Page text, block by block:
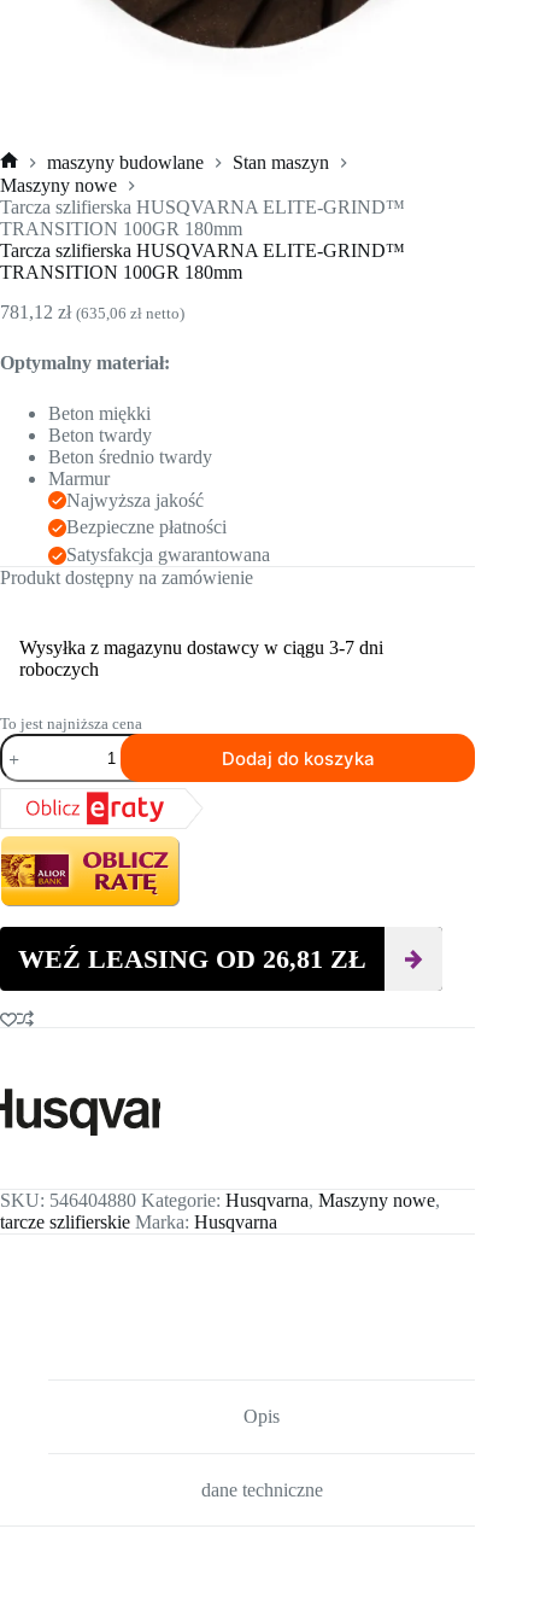
Strona
główna
maszyny budowlane
Stan maszyn
Maszyny nowe
Tarcza szlifierska HUSQVARNA ELITE-GRIND™
TRANSITION 100GR 180mm
Tarcza szlifierska HUSQVARNA ELITE-GRIND™
TRANSITION 100GR 180mm
781,12 zł (635,06 zł netto)
Optymalny materiał:
Beton miękki
Beton twardy
Beton średnio twardy
Marmur
Najwyższa jakość
Bezpieczne płatności
Satysfakcja gwarantowana
Produkt dostępny na zamówienie
Wysyłka z magazynu dostawcy w ciągu 3-7 dni
roboczych
To jest najniższa cena
ilość
Tarcza
szlifierska
HUSQVARNA
ELITE-
GRIND™
TRANSITION
100GR
180mm
Dodaj do koszyka
WEŹ LEASING OD 26,81 ZŁ
SKU: 546404880 Kategorie: Husqvarna, Maszyny nowe,
tarcze szlifierskie Marka: Husqvarna
Opis
dane techniczne